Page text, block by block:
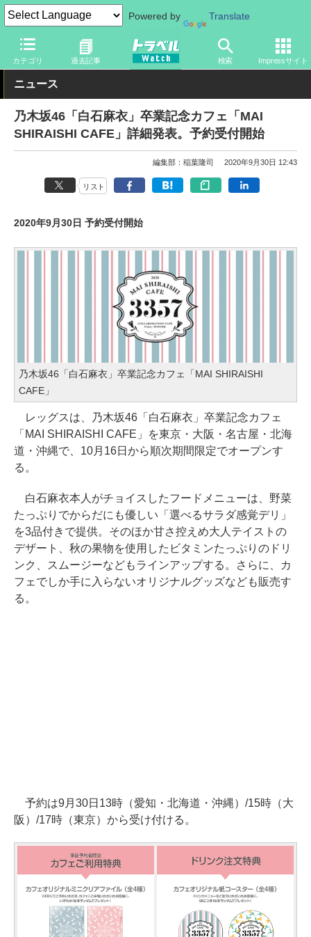
Powered by Translate
カテゴリ 過去記事 検索 Impressサイト
トラベル Watch 旅の情報 観光地
ニュース
乃木坂46「白石麻衣」卒業記念カフェ「MAI
SHIRAISHI CAFE」詳細発表。予約受付開始
編集部：稲葉隆司 2020年9月30日 12:43
リスト
2020年9月30日 予約受付開始
乃木坂46「白石麻衣」卒業記念カフェ「MAI SHIRAISHI
CAFE」
レッグスは、乃木坂46「白石麻衣」卒業記念カフェ
「MAI SHIRAISHI CAFE」を東京・大阪・名古屋・北海
道・沖縄で、10月16日から順次期間限定でオープンす
る。
白石麻衣本人がチョイスしたフードメニューは、野菜
たっぷりでからだにも優しい「選べるサラダ感覚デリ」
を3品付きで提供。そのほか甘さ控えめ大人テイストの
デザート、秋の果物を使用したビタミンたっぷりのドリ
ンク、スムージーなどもラインアップする。さらに、カ
フェでしか手に入らないオリジナルグッズなども販売す
る。
予約は9月30日13時（愛知・北海道・沖縄）/15時（大
阪）/17時（東京）から受け付ける。